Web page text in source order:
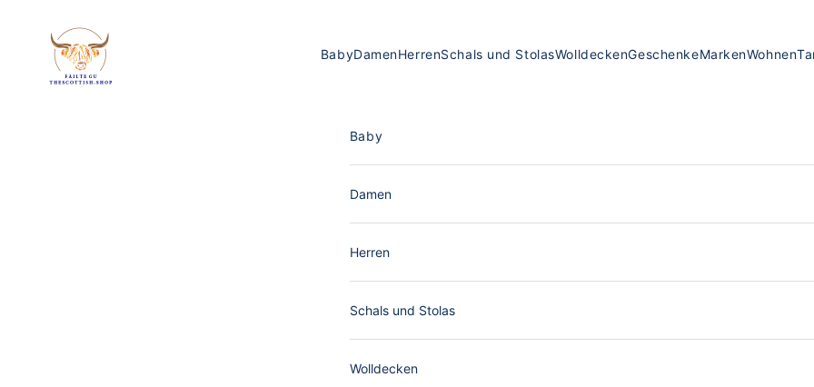
The Scottish Shop Deutschland
BabyDamenHerrenSchals und StolasWolldeckenGeschenkeMarkenWohnen
Baby
Damen
Herren
Schals und Stolas
Wolldecken